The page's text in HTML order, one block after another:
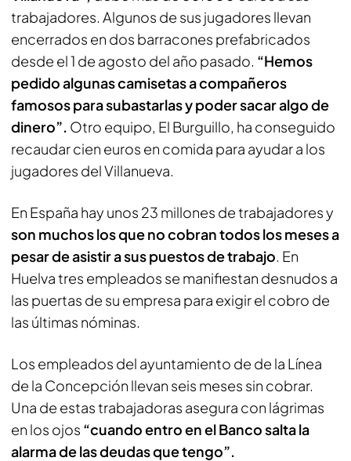
trabajadores. Algunos de sus jugadores llevan
encerrados en dos barracones prefabricados
desde el 1 de agosto del año pasado. “Hemos
pedido algunas camisetas a compañeros
famosos para subastarlas y poder sacar algo de
dinero”. Otro equipo, El Burguillo, ha conseguido
recaudar cien euros en comida para ayudar a los
jugadores del Villanueva.
En España hay unos 23 millones de trabajadores y
son muchos los que no cobran todos los meses a
pesar de asistir a sus puestos de trabajo. En
Huelva tres empleados se manifiestan desnudos a
las puertas de su empresa para exigir el cobro de
las últimas nóminas.
Los empleados del ayuntamiento de de la Línea
de la Concepción llevan seis meses sin cobrar.
Una de estas trabajadoras asegura con lágrimas
en los ojos “cuando entro en el Banco salta la
alarma de las deudas que tengo”.